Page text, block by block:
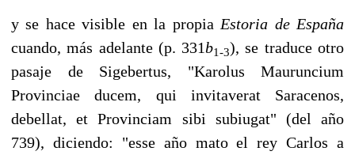
y se hace visible en la propia Estoria de España
cuando, más adelante (p. 331b1-3), se traduce otro
pasaje de Sigebertus, "Karolus Mauruncium
Provinciae ducem, qui invitaverat Saracenos,
debellat, et Provinciam sibi subiugat" (del año
739), diciendo: "esse año mato el rey Carlos a